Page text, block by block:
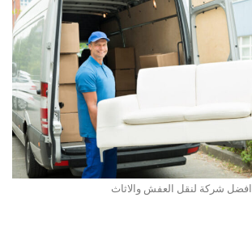
افضل شركة لنقل العفش والاثاث